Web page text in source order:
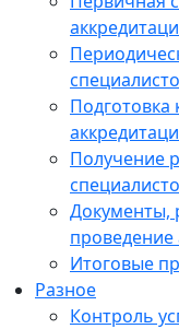
Получение
Документы,
проведение
Итоговые
Разное
Контроль